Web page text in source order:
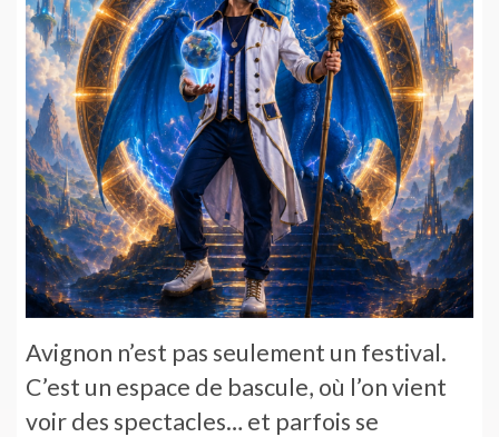
Avignon n’est pas seulement un festival.
C’est un espace de bascule, où l’on vient
voir des spectacles… et parfois se